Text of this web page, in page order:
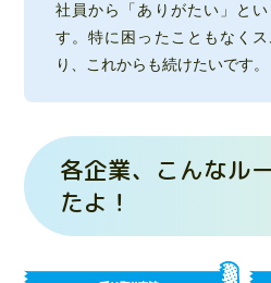
社員から「ありがたい」と
す。特に困ったこともなく
り、これからも続けたいです。
各企業、こんなル
たよ！